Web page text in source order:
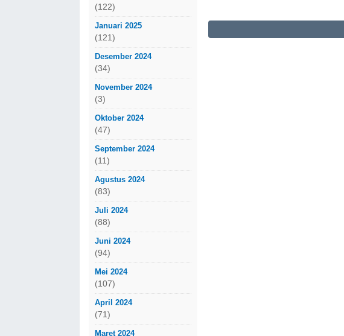
(122)
Januari 2025
(121)
Desember 2024
(34)
November 2024
(3)
Oktober 2024
(47)
September 2024
(11)
Agustus 2024
(83)
Juli 2024
(88)
Juni 2024
(94)
Mei 2024
(107)
April 2024
(71)
Maret 2024